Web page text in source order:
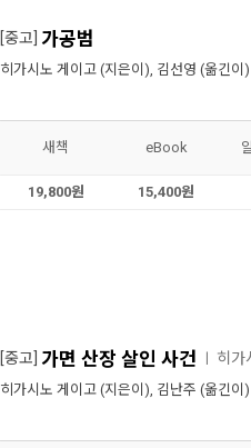
[중고] 가공범
히가시노 게이고 (지은이), 김선영 (옮긴이)
새책 eBook
19,800원 15,400원
[중고] 가면 산장 살인 사건 히가
히가시노 게이고 (지은이), 김난주 (옮긴이)